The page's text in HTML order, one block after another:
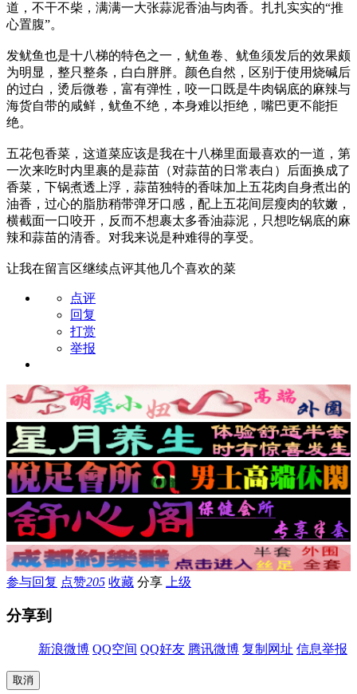
道，不干不柴，满满一大张蒜泥香油与肉香。扎扎实实的“推
心置腹”。
发鱿鱼也是十八梯的特色之一，鱿鱼卷、鱿鱼须发后的效果颇
为明显，整只整条，白白胖胖。颜色自然，区别于使用烧碱后
的过白，烫后微卷，富有弹性，咬一口既是牛肉锅底的麻辣与
海货自带的咸鲜，鱿鱼不绝，本身难以拒绝，嘴巴更不能拒
绝。
五花包香菜，这道菜应该是我在十八梯里面最喜欢的一道，第
一次来吃时内里裹的是蒜苗（对蒜苗的日常表白）后面换成了
香菜，下锅煮透上浮，蒜苗独特的香味加上五花肉自身煮出的
油香，过心的脂肪稍带弹牙口感，配上五花间层瘦肉的软嫩，
横截面一口咬开，反而不想裹太多香油蒜泥，只想吃锅底的麻
辣和蒜苗的清香。对我来说是种难得的享受。
让我在留言区继续点评其他几个喜欢的菜
点评
回复
打赏
举报
参与回复 点赞205 收藏 分享 上级
分享到
新浪微博 QQ空间 QQ好友 腾讯微博 复制网址 信息举报
取消